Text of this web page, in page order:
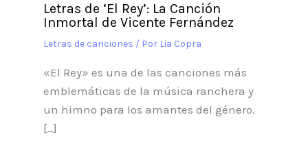
Letras de ‘El Rey’: La Canción
Inmortal de Vicente Fernández
Letras de canciones / Por Lia Copra
«El Rey» es una de las canciones más
emblemáticas de la música ranchera y
un himno para los amantes del género.
[…]